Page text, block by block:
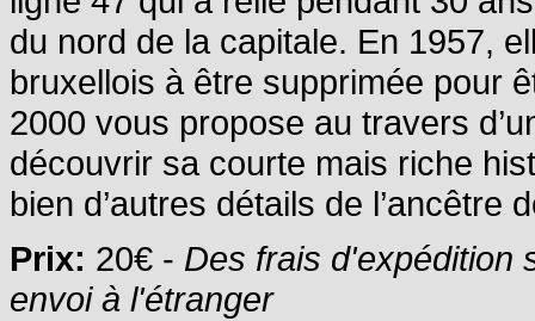
du nord de la capitale. En 1957,
bruxellois à être supprimée pour
2000 vous propose au travers
découvrir sa courte mais riche
bien d’autres détails de l’ancêtre
Prix: 20€ - Des frais d'expédition
envoi à l'étranger